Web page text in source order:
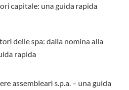
capitale: una guida rapida
delle spa: dalla nomina alla
rapida
assembleari s.p.a. – una guida